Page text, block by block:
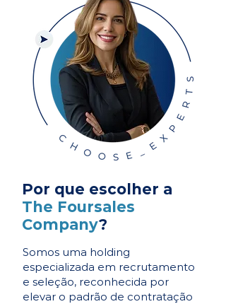
Por que escolher a
The Foursales
Company?
Somos uma holding
especializada em recrutamento
e seleção, reconhecida por
elevar o padrão de contratação